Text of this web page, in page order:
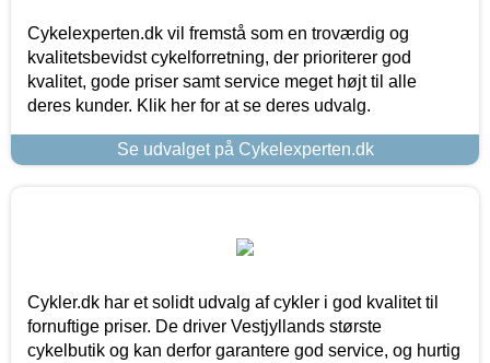
Cykelexperten.dk vil fremstå som en troværdig og
kvalitetsbevidst cykelforretning, der prioriterer god
kvalitet, gode priser samt service meget højt til alle
deres kunder. Klik her for at se deres udvalg.
Se udvalget på Cykelexperten.dk
Cykler.dk har et solidt udvalg af cykler i god kvalitet til
fornuftige priser. De driver Vestjyllands største
cykelbutik og kan derfor garantere god service, og hurtig